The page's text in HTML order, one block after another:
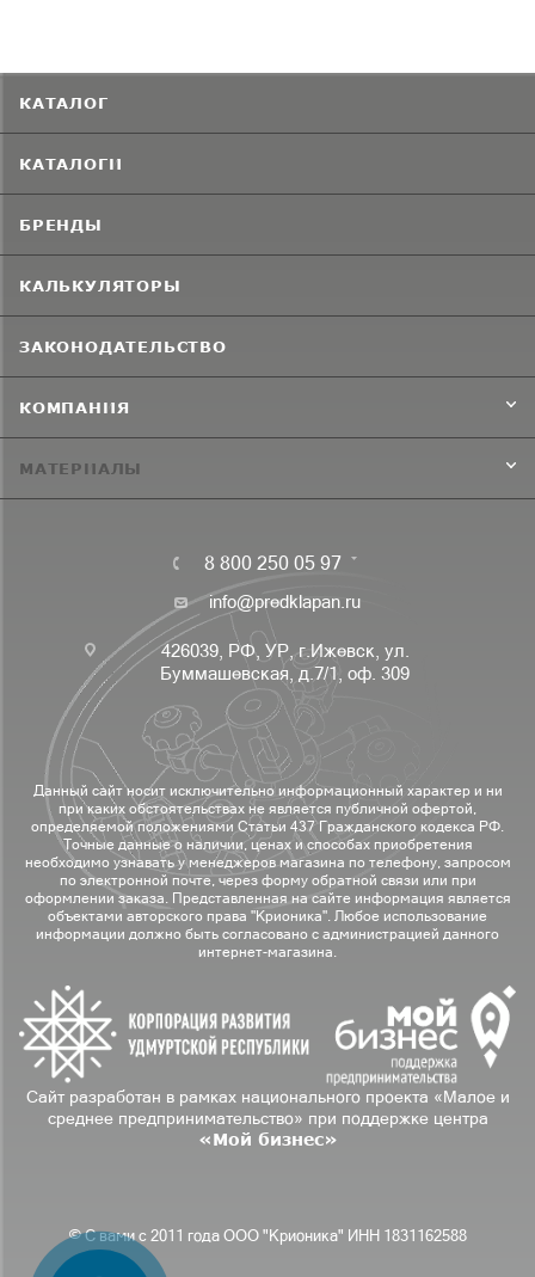
КАТАЛОГ
КАТАЛОГИ
БРЕНДЫ
КАЛЬКУЛЯТОРЫ
ЗАКОНОДАТЕЛЬСТВО
КОМПАНИЯ
МАТЕРИАЛЫ
8 800 250 05 97
info@predklapan.ru
426039, РФ, УР, г.Ижевск, ул.
Буммашевская, д.7/1, оф. 309
Данный сайт носит исключительно информационный характер и ни
при каких обстоятельствах не является публичной офертой,
определяемой положениями Статьи 437 Гражданского кодекса РФ.
Точные данные о наличии, ценах и способах приобретения
необходимо узнавать у менеджеров магазина по телефону, запросом
по электронной почте, через форму обратной связи или при
оформлении заказа. Представленная на сайте информация является
объектами авторского права "Крионика". Любое использование
информации должно быть согласовано с администрацией данного
интернет-магазина.
Сайт разработан в рамках национального проекта «Малое и
среднее предпринимательство» при поддержке центра
«Мой бизнес»
© С вами с 2011 года ООО "Крионика" ИНН 1831162588